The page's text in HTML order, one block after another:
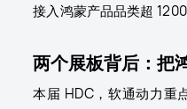
接入鸿蒙产品品类超 1200
两个展板背后：把
本届 HDC，软通动力重